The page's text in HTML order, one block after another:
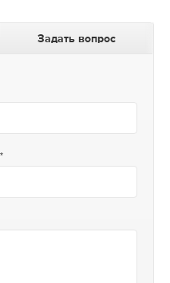
Задать вопрос